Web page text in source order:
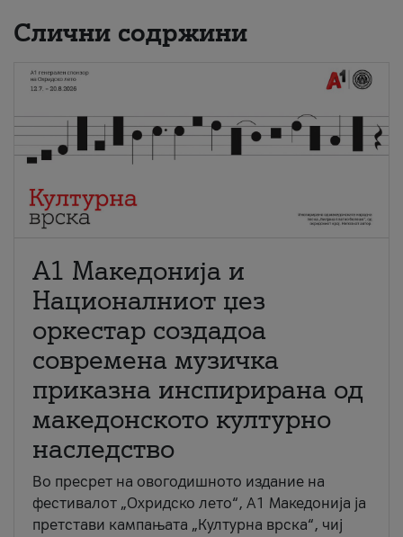
Слични содржини
А1 Македонија и
Националниот џез
оркестар создадоа
современа музичка
приказна инспирирана од
македонското културно
наследство
Во пресрет на овогодишното издание на
фестивалот „Охридско лето“, А1 Македонија ја
претстави кампањата „Културна врска“, чиј